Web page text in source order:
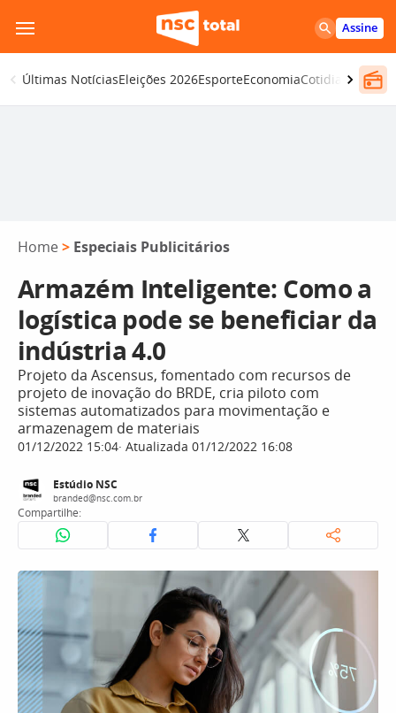
para
o
conteúdo
Assine
Últimas NotíciasEleições 2026EsporteEconomiaCotidiano
Home > Especiais Publicitários
Armazém Inteligente: Como a
logística pode se beneficiar da
indústria 4.0
Projeto da Ascensus, fomentado com recursos de
projeto de inovação do BRDE, cria piloto com
sistemas automatizados para movimentação e
armazenagem de materiais
01/12/2022 15:04 Atualizada 01/12/2022 16:08
Estúdio NSC
branded@nsc.com.br
Compartilhe: